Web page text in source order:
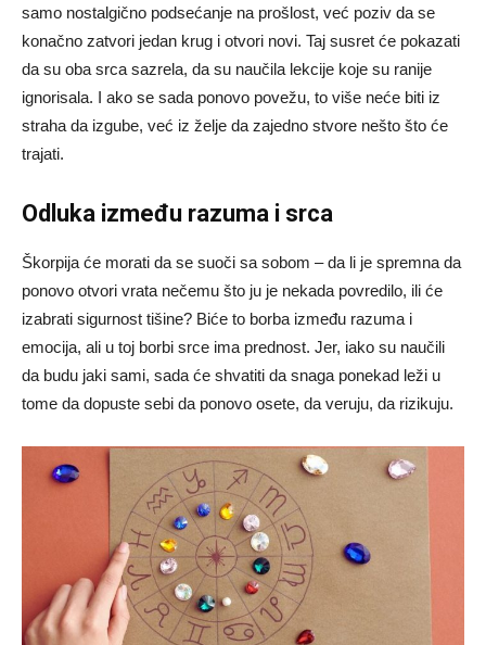
samo nostalgično podsećanje na prošlost, već poziv da se
konačno zatvori jedan krug i otvori novi. Taj susret će pokazati
da su oba srca sazrela, da su naučila lekcije koje su ranije
ignorisala. I ako se sada ponovo povežu, to više neće biti iz
straha da izgube, već iz želje da zajedno stvore nešto što će
trajati.
Odluka između razuma i srca
Škorpija će morati da se suoči sa sobom – da li je spremna da
ponovo otvori vrata nečemu što ju je nekada povredilo, ili će
izabrati sigurnost tišine? Biće to borba između razuma i
emocija, ali u toj borbi srce ima prednost. Jer, iako su naučili
da budu jaki sami, sada će shvatiti da snaga ponekad leži u
tome da dopuste sebi da ponovo osete, da veruju, da rizikuju.